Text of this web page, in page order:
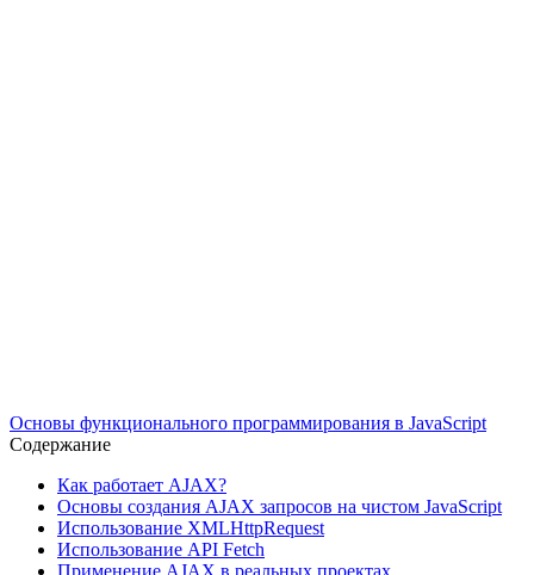
Основы функционального программирования в JavaScript
Содержание
Как работает AJAX?
Основы создания AJAX запросов на чистом JavaScript
Использование XMLHttpRequest
Использование API Fetch
Применение AJAX в реальных проектах